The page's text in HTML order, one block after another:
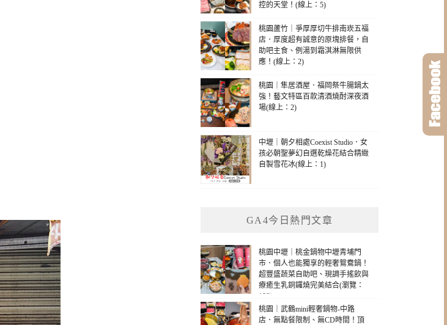
控的天堂！(線上：5)
桃園蘆竹｜爭厚厚切牛排南崁五福
店．厚度超有誠意的原塊排餐，自
助吧主食、例湯到霜淇淋無限供
應！(線上：2)
桃園｜隼居酒屋．福岡祭牛腸鍋太
強！藝文特區百款清酒燒酎深夜酒
場(線上：2)
中壢｜朝夕相處Coexist Studio．女
孩必朝聖夢幻自選乾燥花結合精緻
自製雪花冰(線上：1)
GA4今日熱門文章
桃園中壢｜桃金鍋物中壢青埔門
市．個人也能獨享的輕奢鴛鴦鍋！
超豐盛蔬菜自助吧、現調手搖飲與
療癒生乳銅鑼燒完美結合(瀏覽：
188)
桃園｜武鶴mini輕奢鍋物-中路
店．無點餐限制、無CD時間！頂